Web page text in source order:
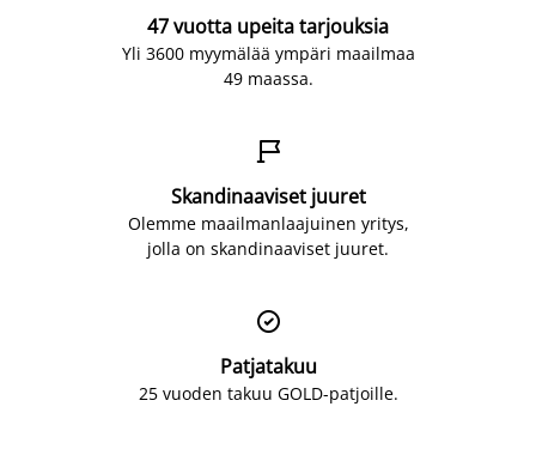
47 vuotta upeita tarjouksia
Yli 3600 myymälää ympäri maailmaa
49 maassa.

Skandinaaviset juuret
Olemme maailmanlaajuinen yritys,
jolla on skandinaaviset juuret.

Patjatakuu
25 vuoden takuu GOLD-patjoille.